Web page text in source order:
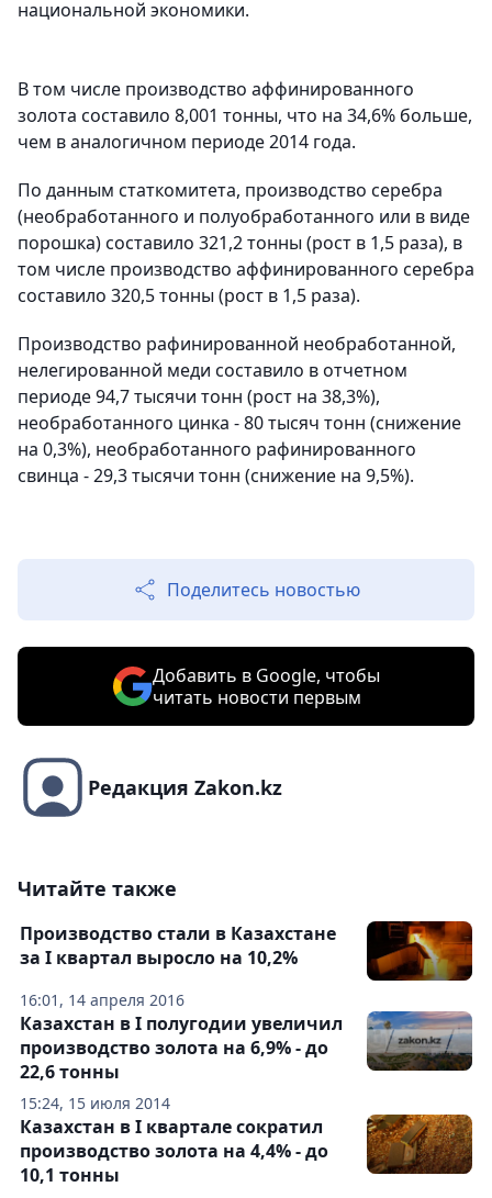
национальной экономики.
В том числе производство аффинированного
золота составило 8,001 тонны, что на 34,6% больше,
чем в аналогичном периоде 2014 года.
По данным статкомитета, производство серебра
(необработанного и полуобработанного или в виде
порошка) составило 321,2 тонны (рост в 1,5 раза), в
том числе производство аффинированного серебра
составило 320,5 тонны (рост в 1,5 раза).
Производство рафинированной необработанной,
нелегированной меди составило в отчетном
периоде 94,7 тысячи тонн (рост на 38,3%),
необработанного цинка - 80 тысяч тонн (снижение
на 0,3%), необработанного рафинированного
свинца - 29,3 тысячи тонн (снижение на 9,5%).
Поделитесь новостью
Добавить в Google, чтобы
читать новости первым
Редакция Zakon.kz
Читайте также
16:01, 14 апреля 2016
Производство стали в Казахстане
за I квартал выросло на 10,2%
15:24, 15 июля 2014
Казахстан в I полугодии увеличил
производство золота на 6,9% - до
22,6 тонны
Казахстан в I квартале сократил
производство золота на 4,4% - до
10,1 тонны